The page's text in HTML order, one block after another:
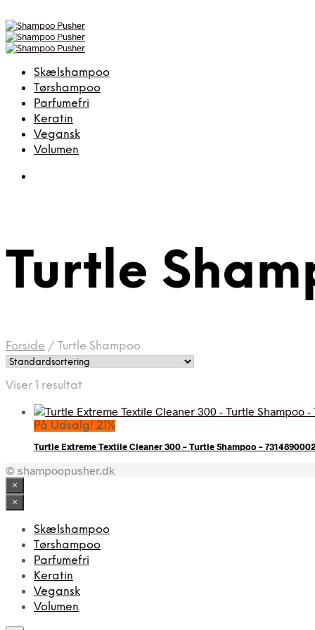
Skælshampoo
Tørshampoo
Parfumefri
Keratin
Vegansk
Volumen
Turtle
Forside / Turtle Shampoo
Viser 1 resultat
På Udsalg! 21%
Turtle Extreme Textile Cleaner 300 – Turtle Shampoo –
© shampoopusher.dk
×
×
Skælshampoo
Tørshampoo
Parfumefri
Keratin
Vegansk
Volumen